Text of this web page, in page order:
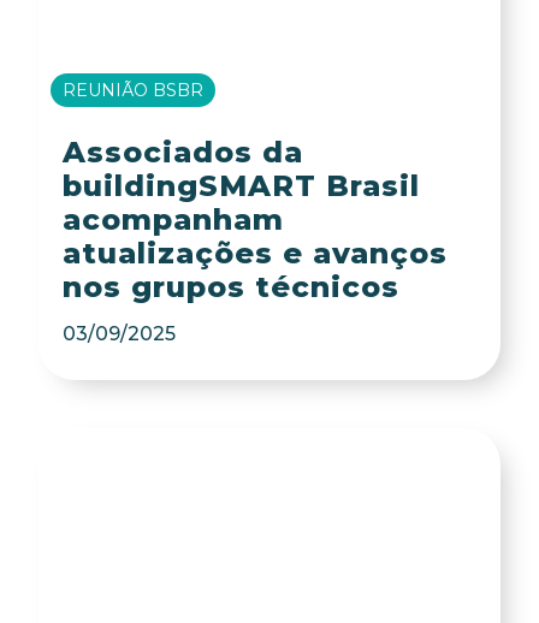
REUNIÃO BSBR
Associados da
buildingSMART Brasil
acompanham
atualizações e avanços
nos grupos técnicos
03/09/2025